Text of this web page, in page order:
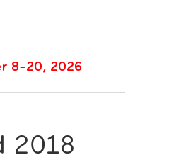
8-20, 2026
2018